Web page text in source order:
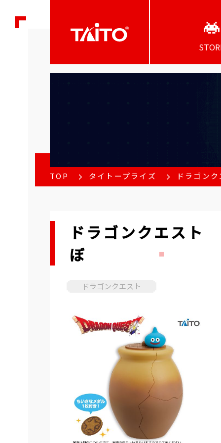
TOP タイトープライズ ドラゴン
ドラゴンクエス
ぼ
ドラゴンクエスト